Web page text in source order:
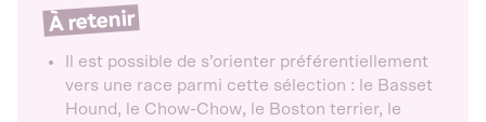
À retenir
Il est possible de s’orienter préférentiellement
vers une race parmi cette sélection : le Basset
Hound, le Chow-Chow, le Boston terrier, le